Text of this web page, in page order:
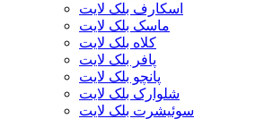
اسکارف بلک لایت
ماسک بلک لایت
کلاه بلک لایت
پافر بلک لایت
پانچو بلک لایت
شلوارک بلک لایت
سوئیشرت بلک لایت